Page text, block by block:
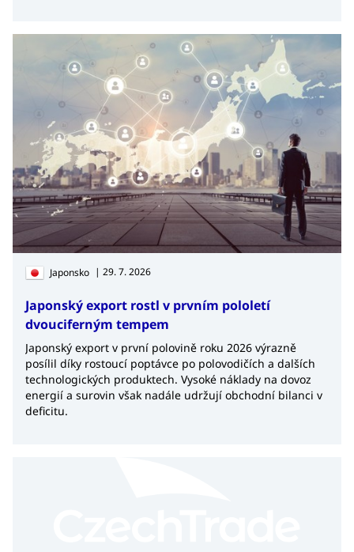
Japonsko | 29. 7. 2026
Japonský export rostl v prvním pololetí
dvouciferným tempem
Japonský export v první polovině roku 2026 výrazně
posílil díky rostoucí poptávce po polovodičích a dalších
technologických produktech. Vysoké náklady na dovoz
energií a surovin však nadále udržují obchodní bilanci v
deficitu.